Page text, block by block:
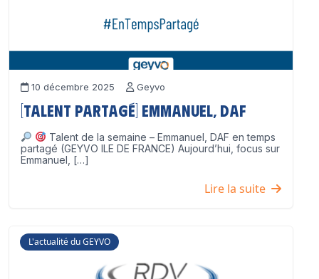
10 décembre 2025 Geyvo
[Talent partagé] Emmanuel, DAF
Talent de la semaine – Emmanuel, DAF en temps
partagé (GEYVO ILE DE FRANCE) Aujourd’hui, focus sur
Emmanuel, […]
Lire la suite
L'actualité du GEYVO